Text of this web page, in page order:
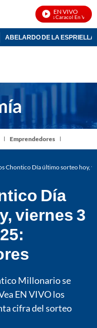
EN VIVO
Noticias Caracol En Vivo
ABELARDO DE LA ESPRIELLA
Emprendedores
Chontico Día último sorteo hoy,
Día
viernes 3
Millonario se
EN VIVO los
cifra del sorteo